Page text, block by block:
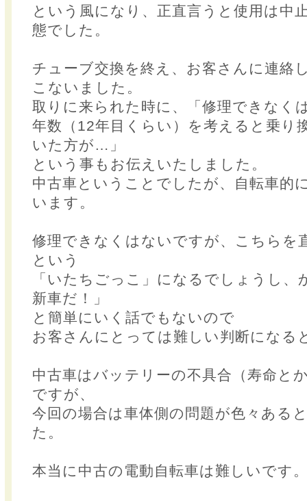
という風になり、正直言うと使用は中
態でした。
チューブ交換を終え、お客さんに連絡
こないました。
取りに来られた時に、「修理できなく
年数（12年目くらい）を考えると乗り
いた方が…」
という事もお伝えいたしました。
中古車ということでしたが、自転車的
います。
修理できなくはないですが、こちらを
という
「いたちごっこ」になるでしょうし、
新車だ！」
と簡単にいく話でもないので
お客さんにとっては難しい判断になる
中古車はバッテリーの不具合（寿命と
ですが、
今回の場合は車体側の問題が色々ある
た。
本当に中古の電動自転車は難しいです